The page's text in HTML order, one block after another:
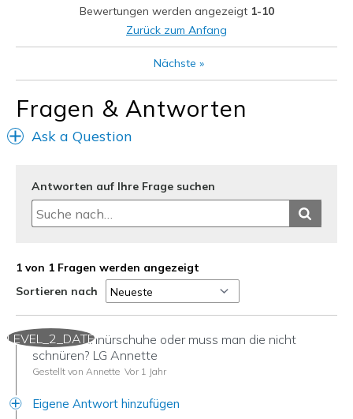
Feels half size too small
I'm Into Shoes
Bewertungen werden angezeigt 1-10
Zurück zum Anfang
Nächste »
Fragen & Antworten
Ask a Question
Antworten auf Ihre Frage suchen
1 von 1 Fragen werden angezeigt
Sortieren nach
LEVEL_2_DATE
Hi! Sind Schnürschuhe oder muss man die nicht
schnüren? LG Annette
Gestellt von Annette Vor 1 Jahr
Eigene Antwort hinzufügen